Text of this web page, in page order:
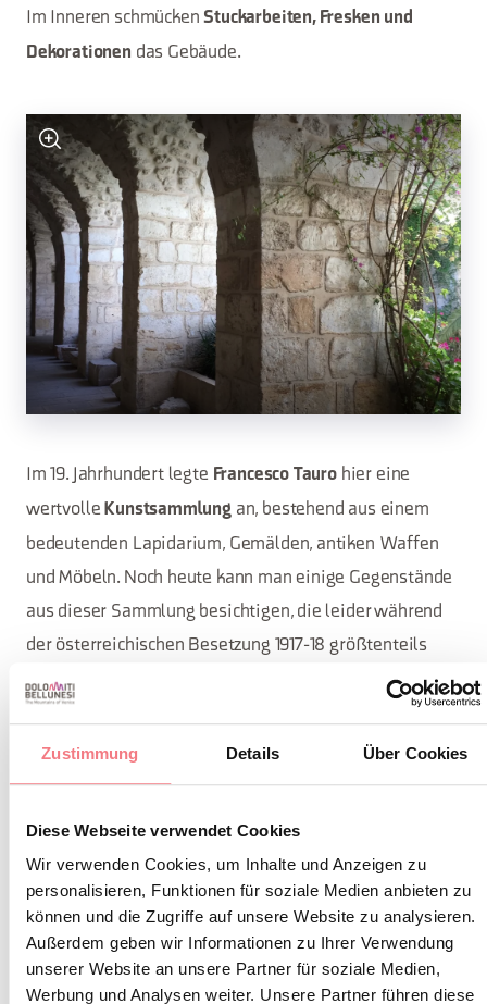
Zustimmung Details Über Cookies
Diese Webseite verwendet Cookies
Wir verwenden Cookies, um Inhalte und Anzeigen zu
personalisieren, Funktionen für soziale Medien anbieten zu
können und die Zugriffe auf unsere Website zu analysieren.
Außerdem geben wir Informationen zu Ihrer Verwendung
unserer Website an unsere Partner für soziale Medien,
Werbung und Analysen weiter. Unsere Partner führen diese
Im Inneren schmückenStuckarbeiten, Fresken und
Dekorationen das Gebäude.
Im 19. Jahrhundert legteFrancesco Taurohier eine
wertvolle Kunstsammlung an, bestehend aus einem
bedeutenden Lapidarium, Gemälden, antiken Waffen
und Möbeln. Noch heute kann man einige Gegenstände
aus dieser Sammlung besichtigen, die leider während
der österreichischen Besetzung 1917-18 größtenteils
verloren gingen. Zu ihnen gehört der
Meilensteinder
Pfarrkirche von Cesio entdeckt wurde.
TOURISTENINFORMATION
Im Sommer organisiert die Gemeinde Cesio in
Zusammenarbeit mit den Eigentümern
Veranstaltungen und Eröffnungen